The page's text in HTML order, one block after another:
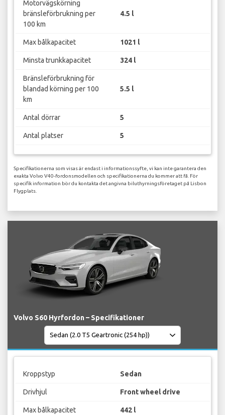
Motorvägskörning
bränsleförbrukning per
100 km
4.5 l
Max bålkapacitet 1021 l
Minsta trunkkapacitet 324 l
Bränsleförbrukning för
blandad körning per 100
km
5.5 l
Antal dörrar 5
Antal platser 5
Specifikationerna som visas är endast i informationssyfte, vi kan inte garantera den
exakta Volvo V40-fordonsmodellen och specifikationerna du kommer att få. För
specifik information bör du kontakta det angivna biluthyrningsföretaget på Lisbon
Flygplats.
Volvo S60 Hyrfordon – Specifikationer
Kroppstyp Sedan
Drivhjul Front wheel drive
Max bålkapacitet 442 l